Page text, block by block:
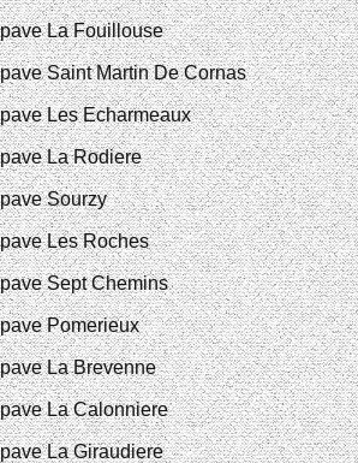
La Fouillouse
Saint Martin De Cornas
Les Echarmeaux
La Rodiere
Sourzy
Les Roches
Sept Chemins
Pomerieux
La Brevenne
La Calonniere
La Giraudiere